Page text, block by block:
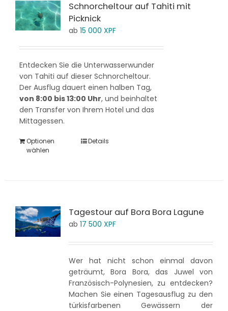
Schnorcheltour auf Tahiti mit
Picknick
ab 15 000 XPF
Entdecken Sie die Unterwasserwunder
von Tahiti auf dieser Schnorcheltour.
Der Ausflug dauert einen halben Tag,
von 8:00 bis 13:00 Uhr, und beinhaltet
den Transfer von Ihrem Hotel und das
Mittagessen.
Optionen
wählen
Details
Tagestour auf Bora Bora Lagune
ab 17 500 XPF
Wer hat nicht schon einmal davon
geträumt, Bora Bora, das Juwel von
Französisch-Polynesien, zu entdecken?
Machen Sie einen Tagesausflug zu den
türkisfarbenen Gewässern der